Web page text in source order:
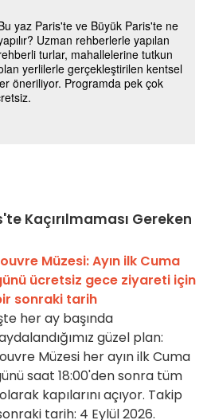
Kaçırılmaması Gereken
Müzesi: Ayın ilk Cuma
ücretsiz gece ziyareti için
sonraki tarih
her ay başında
güzel plan:
Müzesi her ayın ilk Cuma
saat 18:00'den sonra tüm
kapılarını açıyor. Takip
tarih: 4 Eylül 2026.